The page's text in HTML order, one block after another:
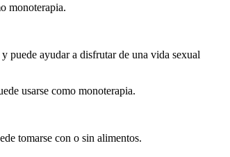
monoterapia.
puede ayudar a disfrutar de una vida sexual
usarse como monoterapia.
tomarse con o sin alimentos.